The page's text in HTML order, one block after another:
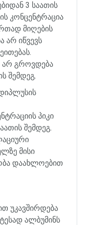
3 საათის
კონცენტრაცია
მიღების
არ იწვევს
.
არ გროვდება
შემდეგ.
პიკი
შემდეგ.
მისი
დაახლოებით
უკავშირდება
ალბუმინს